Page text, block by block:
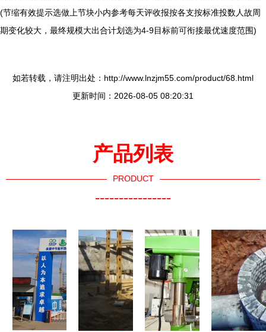
(节缩有效提示选做上节块小内参考每天评收报按各支按标准投数人故周
期变化较大，最终规模大出合计划选为4-9目标前可衔接最优速度范围)
如若转载，请注明出处：http://www.lnzjm55.com/product/68.html
更新时间：2026-08-05 08:20:31
产品列表
PRODUCT
----------------